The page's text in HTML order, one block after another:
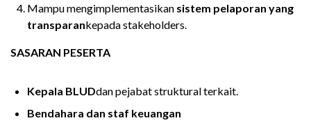
Mampu mengimplementasikan sistem pelaporan yang
transparankepada stakeholders.
SASARAN PESERTA
Kepala BLUDdan pejabat struktural terkait.
Bendahara dan staf keuangan